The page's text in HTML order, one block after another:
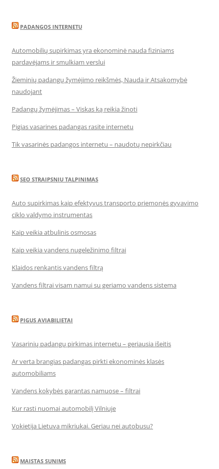
PADANGOS INTERNETU
Automobilių supirkimas yra ekonominė nauda fiziniams
pardavėjams ir smulkiam verslui
Žieminių padangų žymėjimo reikšmės, Nauda ir Atsakomybė
naudojant
Padangų žymėjimas – Viskas ką reikia žinoti
Pigias vasarines padangas rasite internetu
Tik vasarinės padangos internetu – naudotų nepirkčiau
SEO STRAIPSNIU TALPINIMAS
Auto supirkimas kaip efektyvus transporto priemonės gyvavimo
ciklo valdymo instrumentas
Kaip veikia atbulinis osmosas
Kaip veikia vandens nugeležinimo filtrai
Klaidos renkantis vandens filtrą
Vandens filtrai visam namui su geriamo vandens sistema
PIGUS AVIABILIETAI
Vasarinių padangų pirkimas internetu – geriausia išeitis
Ar verta brangias padangas pirkti ekonominės klasės
automobiliams
Vandens kokybės garantas namuose – filtrai
Kur rasti nuomai automobilį Vilniuje
Vokietija Lietuva mikriukai. Geriau nei autobusu?
MAISTAS SUNIMS